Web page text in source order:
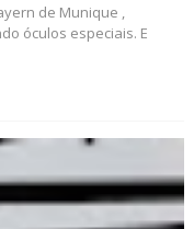
de Munique ,
óculos especiais. E